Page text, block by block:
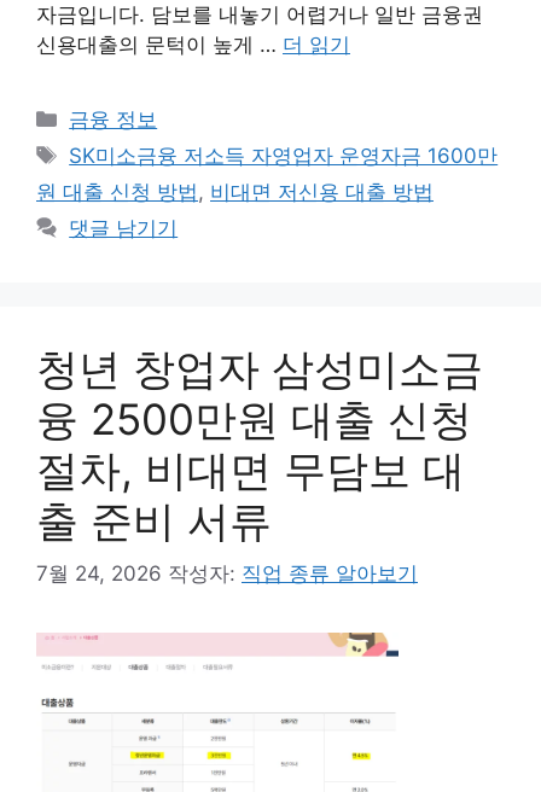
자금입니다. 담보를 내놓기 어렵거나 일반 금융권
신용대출의 문턱이 높게 … 더 읽기
카
테
리
금융 정보
태
그
SK미소금융 저소득 자영업자 운영자금 1600만
원 대출 신청 방법 , 비대면 저신용 대출 방법
댓글 남기기
청년 창업자 삼성미소금
융 2500만원 대출 신청
절차, 비대면 무담보 대
출 준비 서류
7월 24, 2026 작성자: 직업 종류 알아보기